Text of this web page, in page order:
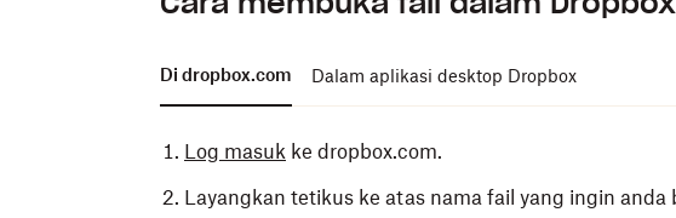
Di dropbox.com Dalam aplikasi desktop Dropbox
Log masuk ke dropbox.com.
Layangkan tetikus ke atas nama fail yang ingin anda